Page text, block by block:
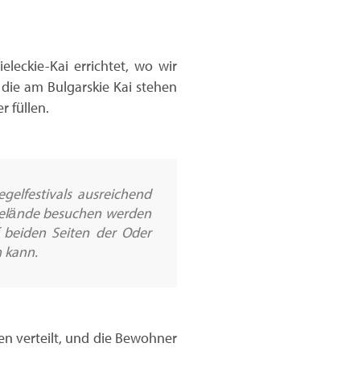
Kai errichtet, wo wir
am Bulgarskie Kai stehen
füllen.
ausreichend
besuchen werden
Seiten der Oder
kann.
verteilt, und die Bewohner